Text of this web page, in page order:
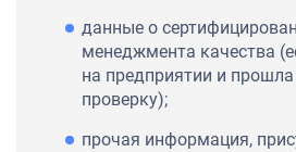
данные о
менеджмента качества
на предприятии и
проверку);
прочая информация,